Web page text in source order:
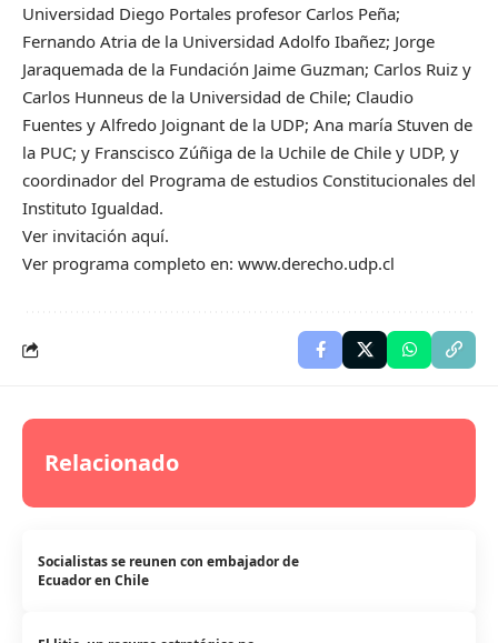
Universidad Diego Portales profesor Carlos Peña;
Fernando Atria de la Universidad Adolfo Ibañez; Jorge
Jaraquemada de la Fundación Jaime Guzman; Carlos Ruiz y
Carlos Hunneus de la Universidad de Chile; Claudio
Fuentes y Alfredo Joignant de la UDP; Ana maría Stuven de
la PUC; y Franscisco Zúñiga de la Uchile de Chile y UDP, y
coordinador del Programa de estudios Constitucionales del
Instituto Igualdad.
Ver invitación aquí.
Ver programa completo en: www.derecho.udp.cl
Relacionado
Socialistas se reunen con embajador de
Ecuador en Chile